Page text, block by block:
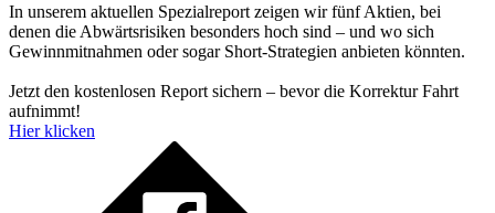
In unserem aktuellen Spezialreport zeigen wir fünf Aktien, bei
denen die Abwärtsrisiken besonders hoch sind – und wo sich
Gewinnmitnahmen oder sogar Short-Strategien anbieten könnten.
Jetzt den kostenlosen Report sichern – bevor die Korrektur Fahrt
aufnimmt!
Hier klicken